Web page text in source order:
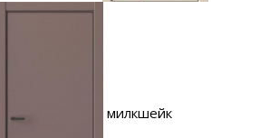
милкшейк